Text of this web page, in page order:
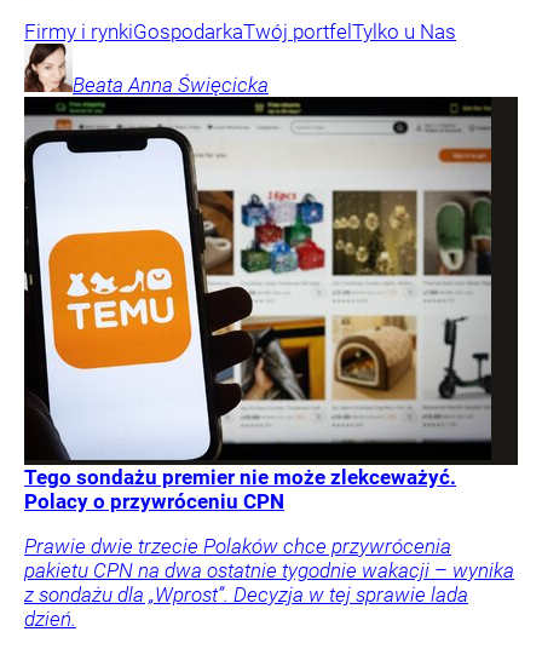
Firmy i rynkiGospodarkaTwój portfelTylko u Nas
Beata Anna Święcicka
Tego sondażu premier nie może zlekceważyć.
Polacy o przywróceniu CPN
Prawie dwie trzecie Polaków chce przywrócenia
pakietu CPN na dwa ostatnie tygodnie wakacji – wynika
z sondażu dla „Wprost”. Decyzja w tej sprawie lada
dzień.